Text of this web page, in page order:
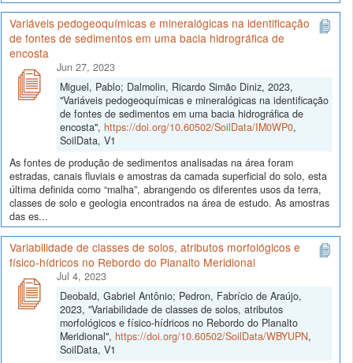
Variáveis pedogeoquímicas e mineralógicas na identificação
de fontes de sedimentos em uma bacia hidrográfica de
encosta
Jun 27, 2023
Miguel, Pablo; Dalmolin, Ricardo Simão Diniz, 2023,
"Variáveis pedogeoquímicas e mineralógicas na identificação
de fontes de sedimentos em uma bacia hidrográfica de
encosta", https://doi.org/10.60502/SoilData/IM0WP0,
SoilData, V1
As fontes de produção de sedimentos analisadas na área foram
estradas, canais fluviais e amostras da camada superficial do solo, esta
última definida como “malha”, abrangendo os diferentes usos da terra,
classes de solo e geologia encontrados na área de estudo. As amostras
das es...
Variabilidade de classes de solos, atributos morfológicos e
físico-hídricos no Rebordo do Planalto Meridional
Jul 4, 2023
Deobald, Gabriel Antônio; Pedron, Fabrício de Araújo,
2023, "Variabilidade de classes de solos, atributos
morfológicos e físico-hídricos no Rebordo do Planalto
Meridional", https://doi.org/10.60502/SoilData/WBYUPN,
SoilData, V1